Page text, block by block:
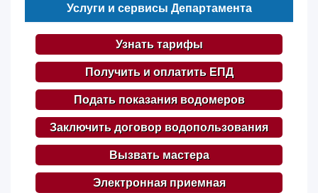
Услуги и сервисы Департамента
Узнать тарифы
Получить и оплатить ЕПД
Подать показания водомеров
Заключить договор водопользования
Вызвать мастера
Электронная приемная